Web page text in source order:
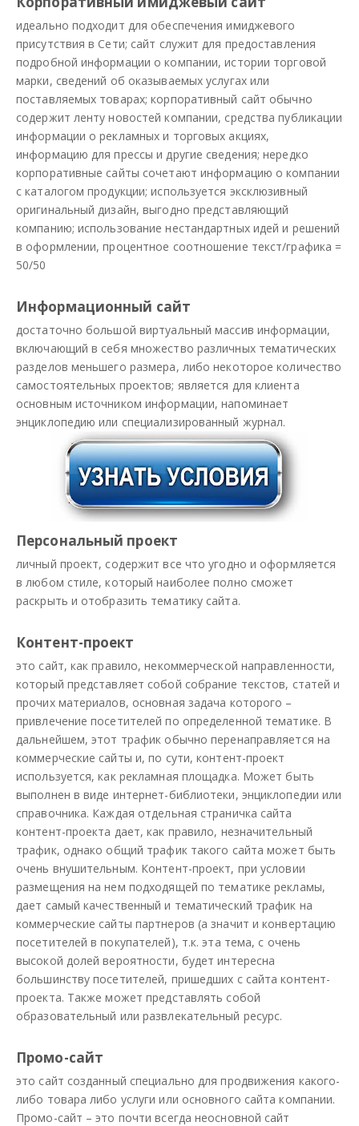
идеально подходит для обеспечения имиджевого
присутствия в Сети; сайт служит для предоставления
подробной информации о компании, истории торговой
марки, сведений об оказываемых услугах или
поставляемых товарах; корпоративный сайт обычно
содержит ленту новостей компании, средства публикации
информации о рекламных и торговых акциях,
информацию для прессы и другие сведения; нередко
корпоративные сайты сочетают информацию о компании
с каталогом продукции; используется эксклюзивный
оригинальный дизайн, выгодно представляющий
компанию; использование нестандартных идей и решений
в оформлении, процентное соотношение текст/графика =
50/50
Информационный сайт
достаточно большой виртуальный массив информации,
включающий в себя множество различных тематических
разделов меньшего размера, либо некоторое количество
самостоятельных проектов; является для клиента
основным источником информации, напоминает
энциклопедию или специализированный журнал.
Персональный проект
личный проект, содержит все что угодно и оформляется
в любом стиле, который наиболее полно сможет
раскрыть и отобразить тематику сайта.
Контент-проект
это сайт, как правило, некоммерческой направленности,
который представляет собой собрание текстов, статей и
прочих материалов, основная задача которого –
привлечение посетителей по определенной тематике. В
дальнейшем, этот трафик обычно перенаправляется на
коммерческие сайты и, по сути, контент-проект
используется, как рекламная площадка. Может быть
выполнен в виде интернет-библиотеки, энциклопедии или
справочника. Каждая отдельная страничка сайта
контент-проекта дает, как правило, незначительный
трафик, однако общий трафик такого сайта может быть
очень внушительным. Контент-проект, при условии
размещения на нем подходящей по тематике рекламы,
дает самый качественный и тематический трафик на
коммерческие сайты партнеров (а значит и конвертацию
посетителей в покупателей), т.к. эта тема, с очень
высокой долей вероятности, будет интересна
большинству посетителей, пришедших с сайта контент-
проекта. Также может представлять собой
образовательный или развлекательный ресурс.
Промо-сайт
это сайт созданный специально для продвижения какого-
либо товара либо услуги или основного сайта компании.
Промо-сайт – это почти всегда неосновной сайт